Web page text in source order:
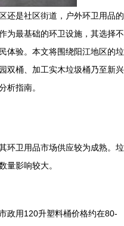
还是社区街道，户外环卫用品的
为最基础的环卫设施，其选择不
体验。本文将围绕阳江地区的垃
双桶、加工实木垃圾桶乃至新兴
析指南。
环卫用品市场供应较为成熟。垃
量影响较大。
政用120升塑料桶价格约在80-